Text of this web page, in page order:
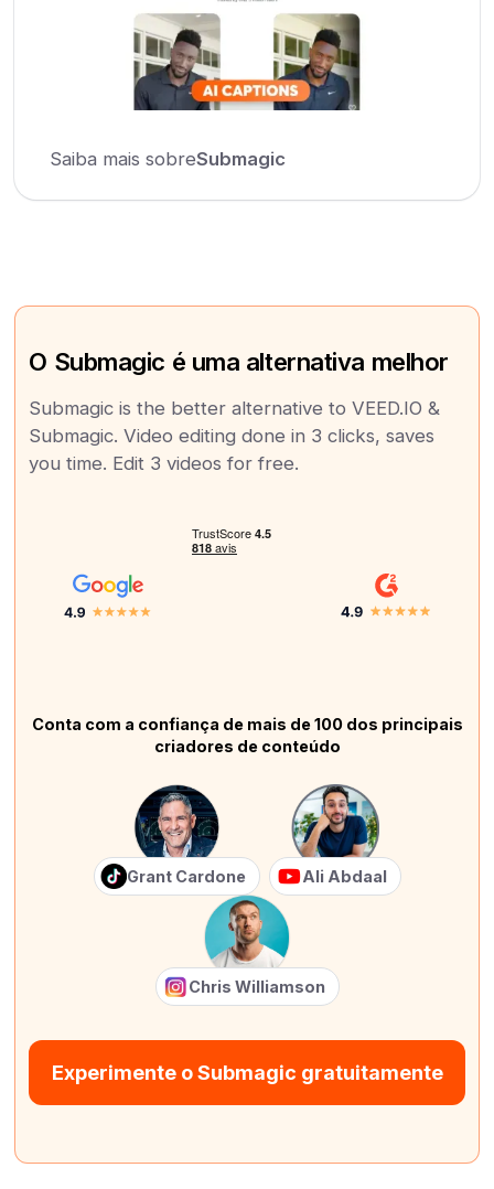
Saiba mais sobreSubmagic
O Submagic é uma alternativa melhor
Submagic is the better alternative to VEED.IO &
Submagic. Video editing done in 3 clicks, saves
you time. Edit 3 videos for free.
Conta com a confiança de mais de 100 dos principais
criadores de conteúdo
Grant Cardone Ali Abdaal
Chris Williamson
Experimente o Submagic gratuitamente